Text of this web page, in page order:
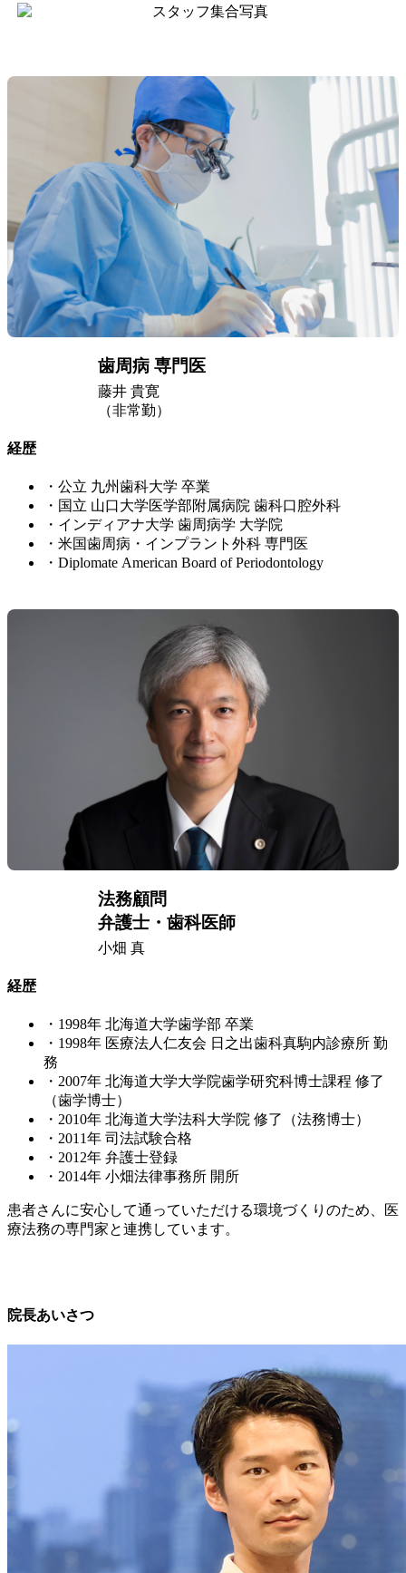
歯周病 専門医
藤井 貴寛
（非常勤）
経歴
・公立 九州歯科大学 卒業
・国立 山口大学医学部附属病院 歯科口腔外科
・インディアナ大学 歯周病学 大学院
・米国歯周病・インプラント外科 専門医
・Diplomate American Board of Periodontology
法務顧問
弁護士・歯科医師
小畑 真
経歴
・1998年 北海道大学歯学部 卒業
・1998年 医療法人仁友会 日之出歯科真駒内診療所 勤
務
・2007年 北海道大学大学院歯学研究科博士課程 修了
（歯学博士）
・2010年 北海道大学法科大学院 修了（法務博士）
・2011年 司法試験合格
・2012年 弁護士登録
・2014年 小畑法律事務所 開所
患者さんに安心して通っていただける環境づくりのため、医
療法務の専門家と連携しています。
院長あいさつ